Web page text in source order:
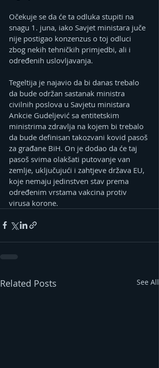
Očekuje se da će ta odluka stupiti na
snagu 1. juna, iako Savjet ministara juče
nije postigao konzenzus o toj odluci
zbog nekih tehničkih primjedbi, ali i
određenih uslovljavanja.
Tegeltija je najavio da bi danas trebalo
da bude održan sastanak ministra
civilnih poslova u Savjetu ministara
Ankcie Gudeljević sa entitetskim
ministrima zdravlja na kojem bi trebalo
da bude definisan takozvani kovid pasoš
za građane BiH. On je dodao da će taj
pasoš svima olakšati putovanje van
zemlje, uključujući i zahtjeve država EU,
koje nemaju jedinstven stav prema
određenim vrstama vakcina protiv
virusa korone.
Related Posts See All